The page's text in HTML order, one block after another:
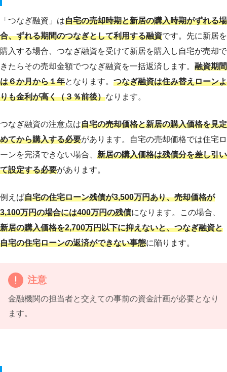
「つなぎ融資」は自宅の売却時期と新居の購入時期がずれる場
合、ずれる期間のつなぎとして利用する融資です。先に新居を
購入する場合、つなぎ融資を受けて新居を購入し自宅が売却で
きたらその売却金額でつなぎ融資を一括返済します。 融資期間
は６か月から１年となります。 つなぎ融資は住み替えローンよ
りも金利が高く（３％前後）なります。
つなぎ融資の注意点は自宅の売却価格と新居の購入価格を見定
めてから購入する必要があります。自宅の売却価格では住宅ロ
ーンを完済できない場合、 新居の購入価格は残債分を差し引い
て設定する必要があります。
例えば自宅の住宅ローン残債が3,500万円あり、売却価格が
3,100万円の場合には400万円の残債になります。この場合、
新居の購入価格を2,700万円以下に抑えないと、つなぎ融資と
自宅の住宅ローンの返済ができない事態に陥ります。
注意
金融機関の担当者と交えての事前の資金計画が必要となり
ます。